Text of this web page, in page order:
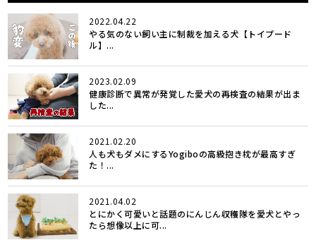
2022.04.22
やる気のない飼い主に制裁を加える犬【トイプード
ル】...
2023.02.09
健康診断で異常が発覚した愛犬の再検査の結果が出ま
した...
2021.02.20
人も犬もダメにするYogiboの高級抱き枕が最高すぎ
た！...
2021.04.02
とにかく可愛いと話題のにんじん収穫隊を愛犬とやっ
たら想像以上に可...